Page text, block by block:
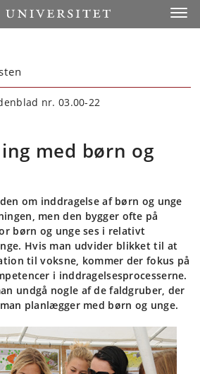
nr. 03.00-22
med børn og
om inddragelse af børn og unge
men den bygger ofte på
børn og unge ses i relativt
Hvis man udvider blikket til at
til voksne, kommer der fokus på
i inddragelsesprocesserne.
undgå nogle af de faldgruber, der
planlægger med børn og unge.